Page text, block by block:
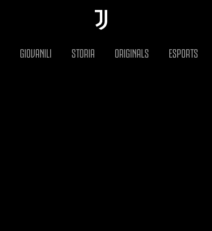
GIOVANILI STORIA ORIGINALS ESPORTS